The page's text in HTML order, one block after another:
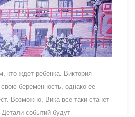
кто ждет ребенка. Виктория
беременность, однако ее
Возможно, Вика все-таки станет
событий будут